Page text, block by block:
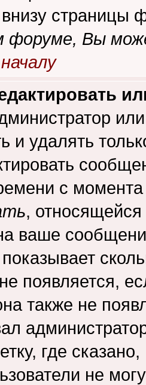
внизу страницы
Вы
и удалять
с
,
ваше
появляется,
также не
где
не